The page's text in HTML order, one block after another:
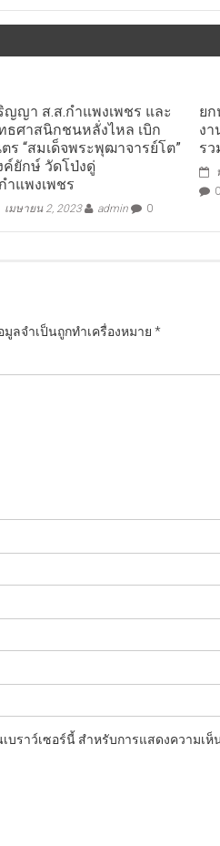
ญญา ส.ส.กำแพงเพชร และ
ธศาสนิกชนหลั่งไหล เบิก
ตร “สมเด็จพระพุฒาจารย์โต”
ค์ยักษ์ วัดโป่งดู่
ำแพงเพชร
เมษายน 2, 2023 admin 0
ยก
งา
รว
0
มูลจำเป็นถูกทำเครื่องหมาย *
ราว์เซอร์นี้ สำหรับการแสดงความเห็